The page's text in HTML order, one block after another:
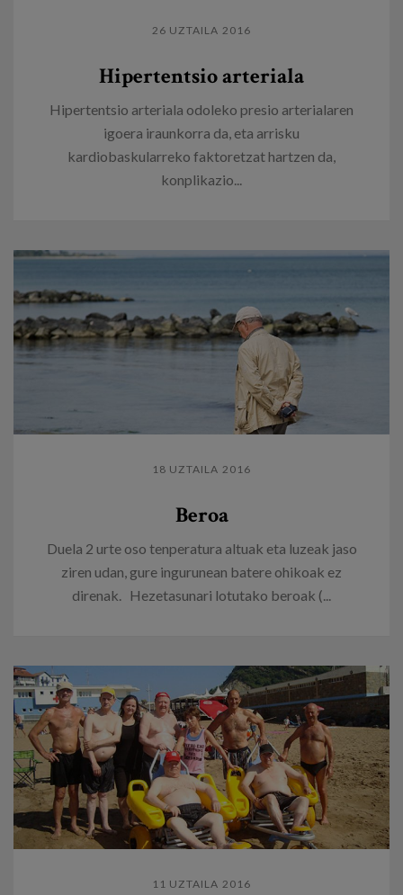
26 UZTAILA 2016
Hipertentsio arteriala
Hipertentsio arteriala odoleko presio arterialaren
igoera iraunkorra da, eta arrisku
kardiobaskularreko faktoretzat hartzen da,
konplikazio...
18 UZTAILA 2016
Beroa
Duela 2 urte oso tenperatura altuak eta luzeak jaso
ziren udan, gure ingurunean batere ohikoak ez
direnak. Hezetasunari lotutako beroak (...
11 UZTAILA 2016